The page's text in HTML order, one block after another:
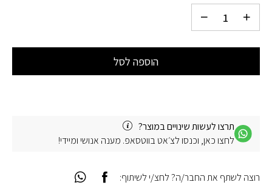
הוספה לסל
תרצו לעשות שינויים במוצר?
לחצו כאן, וכנסו לצ׳אט בווטסאפ. מענה אנושי ומיידי!
רוצה לשתף את החבר/ה? לחצ/י לשיתוף: